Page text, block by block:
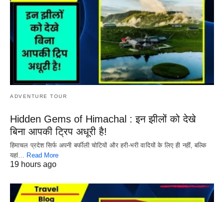
ADVENTURE TOUR
Hidden Gems of Himachal : इन झीलों को देखे
बिना आपकी ट्रिप अधूरी है!
हिमाचल प्रदेश सिर्फ अपनी बर्फीली चोटियों और हरी-भरी वादियों के लिए ही नहीं, बल्कि
यहां… Read More
19 hours ago